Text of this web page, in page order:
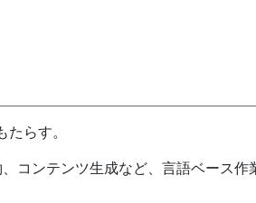
らす。
コンテンツ生成など、言語ベース作